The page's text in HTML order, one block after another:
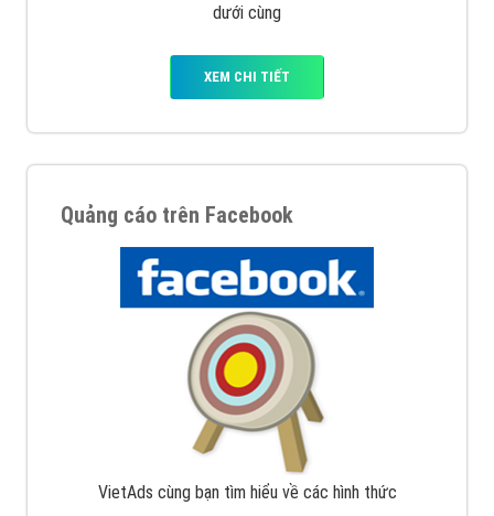
dưới cùng
XEM CHI TIẾT
Quảng cáo trên Facebook
VietAds cùng bạn tìm hiểu về các hình thức